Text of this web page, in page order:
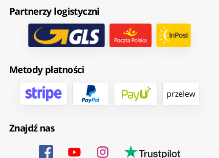
Partnerzy logistyczni
Metody płatności
przelew
Znajdź nas